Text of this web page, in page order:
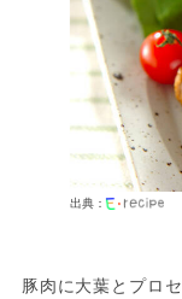
出典：
豚肉に大葉とプロ